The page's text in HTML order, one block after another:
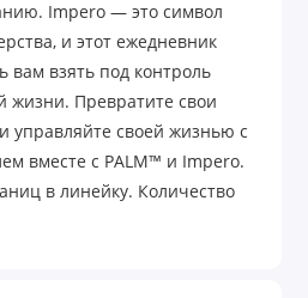
Impero — это символ
и этот ежедневник
вам взять под контроль
жизни. Превратите свои
управляйте своей жизнью с
вместе с PALM™ и Impero.
в линейку. Количество